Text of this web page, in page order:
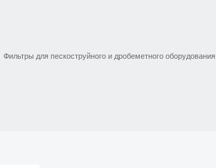
Фильтры для пескоструйного и дробеметного оборудования